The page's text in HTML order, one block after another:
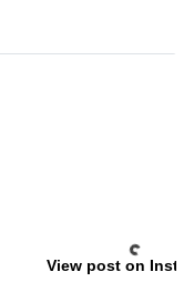
View post on